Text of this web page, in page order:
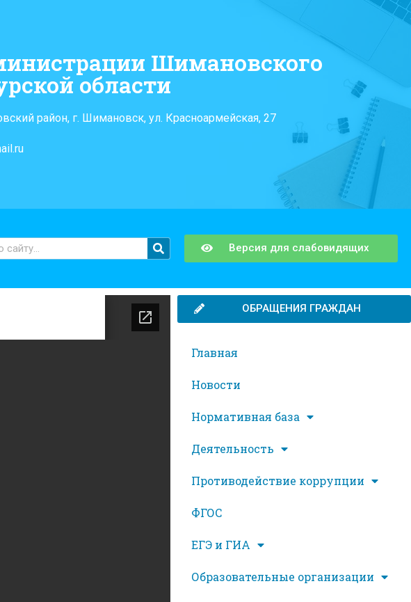
Шимановского
области
район, г. Шимановск, ул. Красноармейская, 27
Версия для слабовидящих
ОБРАЩЕНИЯ ГРАЖДАН
Главная
Новости
Нормативная база
Деятельность
Противодействие коррупции
ФГОС
ЕГЭ и ГИА
Образовательные организации